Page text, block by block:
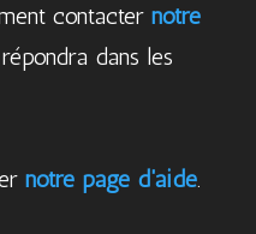
contacter notre
dans les
notre page d'aide.